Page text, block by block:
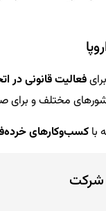
فعالیت قانونی در
مختلف و برای
با کسب‌وکارهای
شرکت